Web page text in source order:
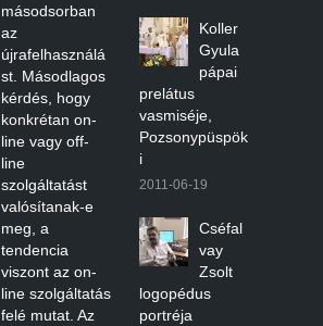
másodsorban
az
újrafelhasználá
st. Másodlagos
kérdés, hogy
konkrétan on-
line vagy off-
line
szolgáltatást
valósítanak-e
meg, a
tendencia
viszont az on-
line szolgáltatás
felé mutat. Az
Koller
Gyula
pápai
prelátus
vasmiséje,
Pozsonypüspök
i
2011-06-19
Cséfal
vay
Zsolt
logopédus
portréja